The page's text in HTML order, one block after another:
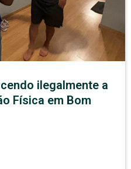
ilegalmente a
Física em Bom